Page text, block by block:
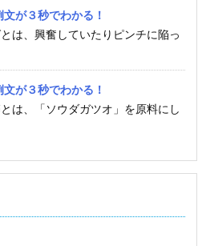
文が３秒でわかる！
は、興奮していたりピンチに陥っ
文が３秒でわかる！
は、「ソウダガツオ」を原料にし